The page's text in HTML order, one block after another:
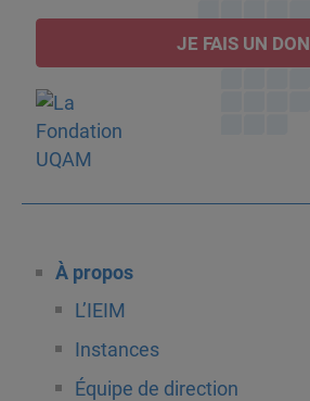
JE FAIS UN DON
À propos
L’IEIM
Instances
Équipe de direction